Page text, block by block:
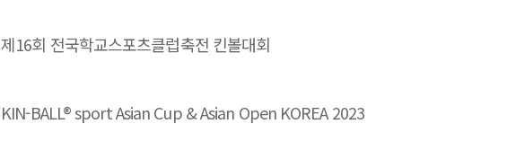
제16회 전국학교스포츠클럽축전 킨볼대회
KIN-BALL® sport Asian Cup & Asian Open KOREA 2023